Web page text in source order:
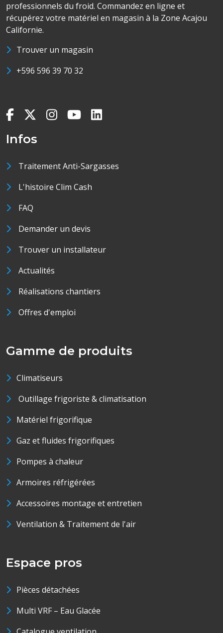
professionnels du froid. Commandez en ligne et
récupérez votre matériel en magasin à la Zone Acajou
Californie.
Trouver un magasin
+596 596 39 70 32
Infos
Traitement Anti-Sargasses
L'histoire Clim Cash
FAQ
Demander un devis
Trouver un installateur
Actualités
Réalisations chantiers
Offres d'emploi
Gamme de produits
Climatiseurs
Outillage frigoriste & climatisation
Matériel frigorifique
Gaz et fluides frigorifiques
Pompes à chaleur
Armoires réfrigérées
Accessoires montage et entretien
Ventilation & Traitement de l'air
Espace pros
Pièces détachées
Multi VRF – Eau Glacée